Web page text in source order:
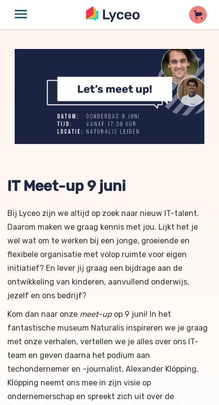
IT Meet-up 9 juni
Bij Lyceo zijn we altijd op zoek naar nieuw IT-talent.
Daarom maken we graag kennis met jou. Lijkt het je
wel wat om te werken bij een jonge, groeiende en
flexibele organisatie met volop ruimte voor eigen
initiatief? En lever jij graag een bijdrage aan de
ontwikkeling van kinderen, aanvullend onderwijs,
jezelf en ons bedrijf?
Kom dan naar onze meet-up op 9 juni! In het
fantastische museum Naturalis inspireren we je graag
met onze verhalen, vertellen we je alles over ons IT-
team en geven daarna het podium aan
techondernemer en -journalist, Alexander Klöpping.
Klöpping neemt ons mee in zijn visie op
ondernemerschap en spreekt zich uit over de